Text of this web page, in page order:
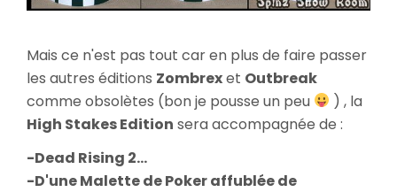
Mais ce n'est pas tout car en plus de faire passer
les autres éditions Zombrexet Outbreak
comme obsolètes (bon je pousse un peu
) , la
High Stakes Edition sera accompagnée de :
-Dead Rising 2...
-D'une Malette de Poker affublée de